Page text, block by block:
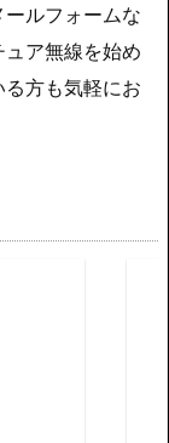
ルフォームな
ア無線を始め
方も気軽にお
の代理店